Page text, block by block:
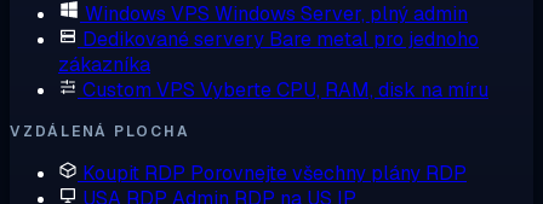
Windows VPS Windows Server, plný admin
Dedikované servery Bare metal pro jednoho
zákazníka
Custom VPS Vyberte CPU, RAM, disk na míru
VZDÁLENÁ PLOCHA
Koupit RDP Porovnejte všechny plány RDP
USA RDP Admin RDP na US IP